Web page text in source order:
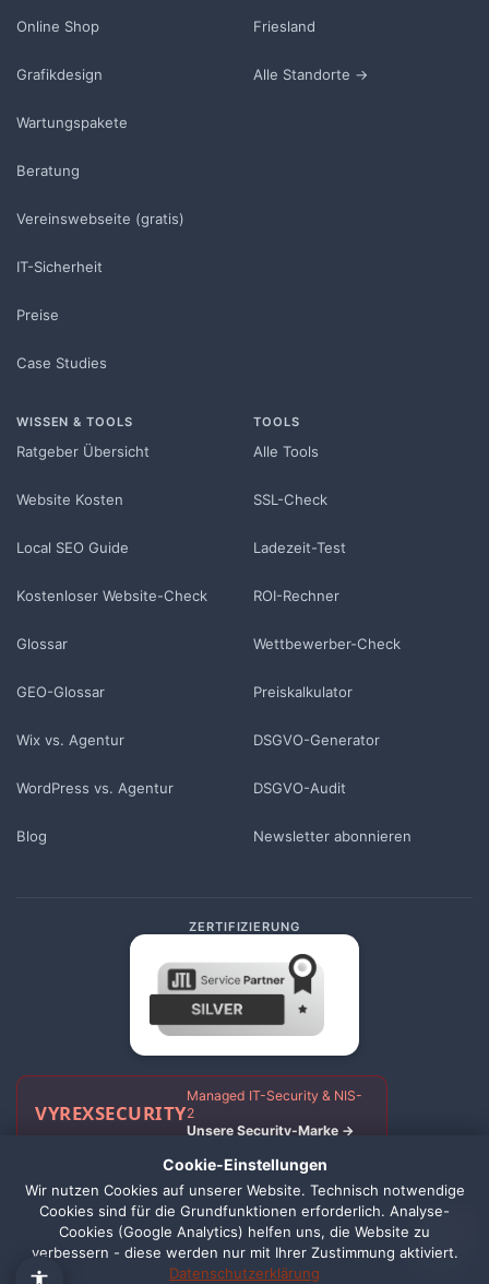
Online Shop
Grafikdesign
Wartungspakete
Beratung
Vereinswebseite (gratis)
IT-Sicherheit
Preise
Case Studies
Friesland
Alle Standorte →
WISSEN & TOOLS
Ratgeber Übersicht
Website Kosten
Local SEO Guide
Kostenloser Website-Check
Glossar
GEO-Glossar
Wix vs. Agentur
WordPress vs. Agentur
Blog
TOOLS
Alle Tools
SSL-Check
Ladezeit-Test
ROI-Rechner
Wettbewerber-Check
Preiskalkulator
DSGVO-Generator
DSGVO-Audit
Newsletter abonnieren
ZERTIFIZIERUNG
VYREXSECURITY
Managed IT-Security & NIS-
2
Unsere Security-Marke →
Impressum Datenschutz AGBWiderrufsbelehrungCookie Einstellungen
© 2026 TwoPixels · Made with in Schortens ·Zuletzt aktualisiert:
Cookie-Einstellungen
Wir nutzen Cookies auf unserer Website. Technisch notwendige
Cookies sind für die Grundfunktionen erforderlich. Analyse-
Cookies (Google Analytics) helfen uns, die Website zu
verbessern - diese werden nur mit Ihrer Zustimmung aktiviert.
Datenschutzerklärung